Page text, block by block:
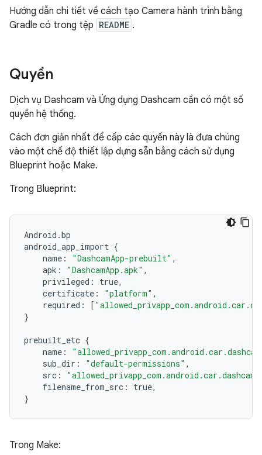
Hướng dẫn chi tiết về cách tạo Camera hành trình bằng
Gradle có trong tệp README .
Quyền
Dịch vụ Dashcam và Ứng dụng Dashcam cần có một số
quyền hệ thống.
Cách đơn giản nhất để cấp các quyền này là đưa chúng
vào một chế độ thiết lập dựng sẵn bằng cách sử dụng
Blueprint hoặc Make.
Trong Blueprint:
Android .bp
android_app_import {
name : "DashcamApp-prebuilt" ,
apk : "DashcamApp.apk" ,
privileged : true,
certificate : "platform" ,
required : [
}
prebuilt_etc {
name :
sub_dir : "default-permissions" ,
src :
filename_from_src : true,
}
Trong Make: